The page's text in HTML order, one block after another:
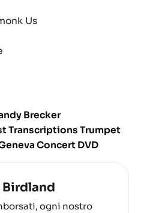
Us
Brecker
Transcriptions Trumpet
Concert DVD
ogni nostro